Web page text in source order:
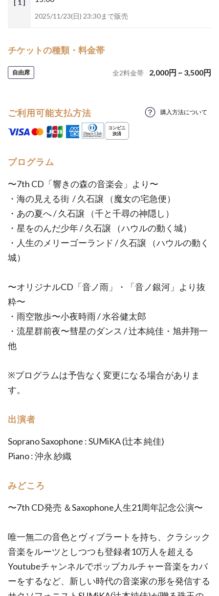
[ 1 ]
2025/11/23(日) 23:30まで販売
チケットの種類・料金帯
自由席 全2料金帯 2,000円 ~ 3,500円
ご利用可能支払方法 購入方法について
プログラム
〜7th CD「響きの森の音楽会」より〜
・海の見える街 / 久石譲 （魔女の宅急便）
・あの夏へ / 久石譲 （千と千尋の神隠し）
・星をのんだ少年 / 久石譲 （ハウルの動く城）
・人生のメリーゴーランド / 久石譲 （ハウルの動く
城）
〜オリジナルCD「音ノ雨」・「音ノ銀河」より抜
粋〜
・雨空散歩〜小夜時雨 / 水谷健太郎
・流星群前夜〜彗星のダンス / 辻本純佳・旭井翔一
他
※プログラムは予告なく変更になる場合がありま
す。
出演者
Soprano Saxophone : SUMiKA (辻本 純佳)
Piano : 沖永 紗織
みどころ
〜7th CD発売 ＆Saxophone人生21周年記念公演〜
唯一無二の音色とヴィブラートを持ち、クラシック
音楽をルーツとしつつも登録者10万人を超える
Youtubeチャンネルでポップカルチャー音楽をカバ
ーをするなど、新しい時代の音楽家の形を発信する